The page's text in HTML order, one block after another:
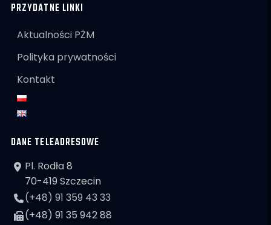
PRZYDATNE LINKI
Aktualności PŻM
Polityka prywatności
Kontakt
DANE TELEADRESOWE
Pl. Rodła 8
70-419 Szczecin
(+48) 91 359 43 33
(+48) 91 35 942 88